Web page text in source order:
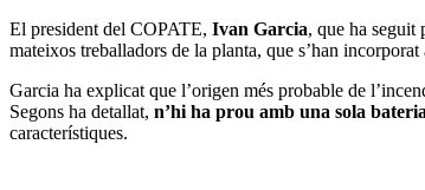
El president del COPATE, Ivan Garcia, que ha seguit
mateixos treballadors de la planta, que s’han incorporat
Garcia ha explicat que l’origen més probable de
Segons ha detallat, n’hi ha prou amb una sola
característiques.